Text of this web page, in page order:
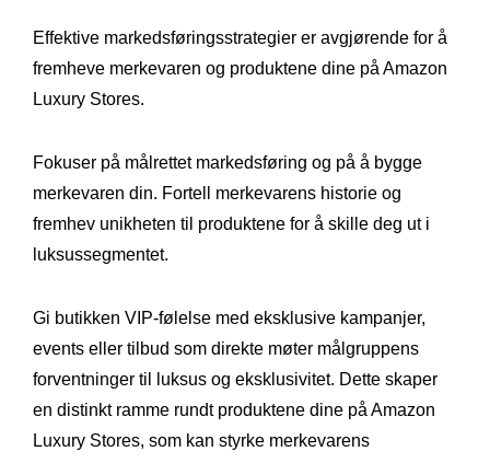
Effektive markedsføringsstrategier er avgjørende for å
fremheve merkevaren og produktene dine på Amazon
Luxury Stores.
Fokuser på målrettet markedsføring og på å bygge
merkevaren din. Fortell merkevarens historie og
fremhev unikheten til produktene for å skille deg ut i
luksussegmentet.
Gi butikken VIP-følelse med eksklusive kampanjer,
events eller tilbud som direkte møter målgruppens
forventninger til luksus og eksklusivitet. Dette skaper
en distinkt ramme rundt produktene dine på Amazon
Luxury Stores, som kan styrke merkevarens